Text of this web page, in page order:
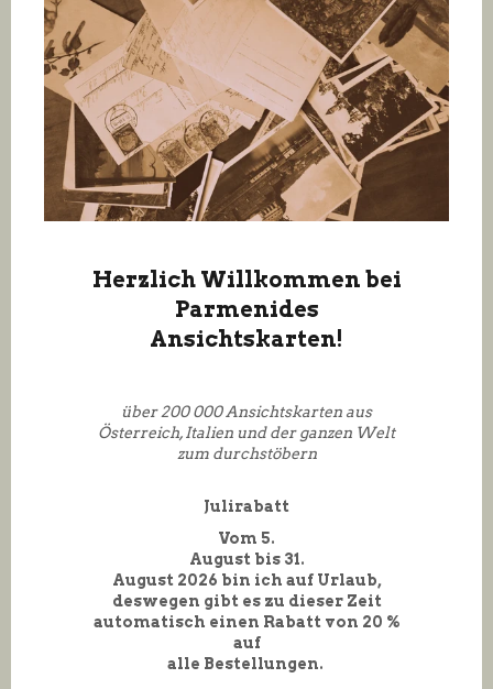
Herzlich Willkommen bei
Parmenides
Ansichtskarten!
über 200 000 Ansichtskarten aus
Österreich, Italien und der ganzen Welt
zum durchstöbern
Julirabatt
Vom 5.
August bis 31.
August 2026 bin ich auf Urlaub,
deswegen gibt es zu dieser Zeit
automatisch einen Rabatt von 20 %
auf
alle Bestellungen.